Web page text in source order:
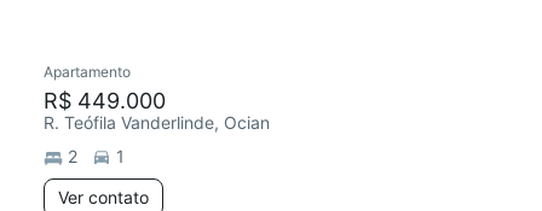
Apartamento
R$ 449.000
R. Teófila Vanderlinde, Ocian
2
1
Ver contato